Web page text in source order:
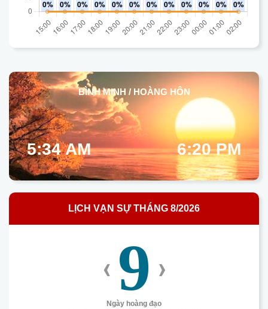
BÌNH MINH / HOÀNG HÔN
5:34 AM 6:20 PM
LỊCH VẠN SỰ THÁNG 8/2026
‹ 9 ›
Ngày hoàng đạo